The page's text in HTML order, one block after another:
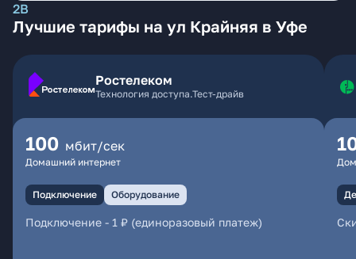
2В
Лучшие тарифы на ул Крайняя в Уфе
Ростелеком
Технология доступа.Тест-драйв
100 мбит/сек
Домашний интернет
Подключение Оборудование
Подключение - 1 ₽ (единоразовый платеж)